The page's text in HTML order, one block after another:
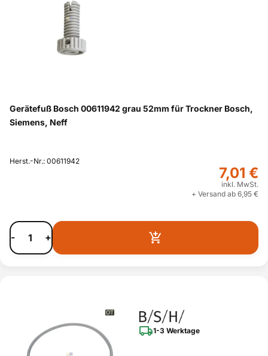
Gerätefuß Bosch 00611942 grau 52mm für Trockner Bosch,
Siemens, Neff
Herst.-Nr.: 00611942
7,01 €
inkl. MwSt.
+ Versand ab 6,95 €
- +
1-3 Werktage